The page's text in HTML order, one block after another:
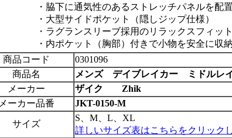
・脇下に通気性のあるストレッチパネルを配置
・大型サイドポケット（隠しジップ仕様）
・ラグランスリーブ採用のリラックスフィット
・内ポケット（胸部）付きで小物を安全に収納
商品コード
0301096
商品名
メンズ デイブレイカー ミドルレ
メーカー
ザイク Zhik
メーカー品番
JKT-0150-M
サイズ
S、M、L、XL
詳しいサイズ表はこちらをクリック